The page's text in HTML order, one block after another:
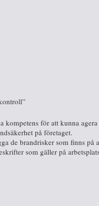
för att kunna
på företaget.
de brandrisker som finns på
som gäller på